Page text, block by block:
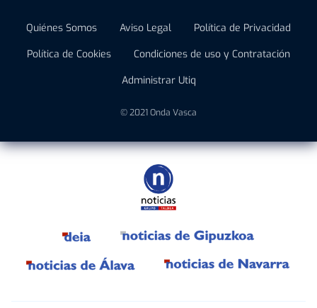
Quiénes Somos Aviso Legal
Política de Privacidad
Política de Cookies
Condiciones de uso y Contratación
Administrar Utiq
© 2021 Onda Vasca